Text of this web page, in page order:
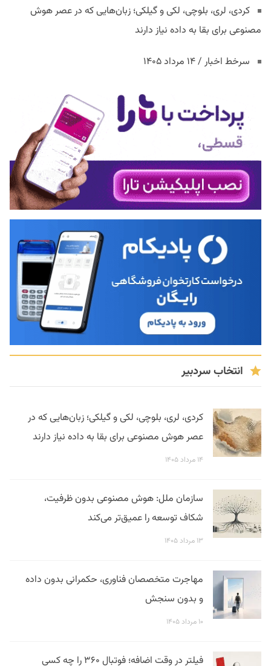
کردی، لری، بلوچی، لکی و گیلکی؛ زبان‌هایی که در عصر هوش
مصنوعی برای بقا به داده نیاز دارند
سرخط اخبار / ۱۴ مرداد ۱۴۰۵
انتخاب سردبیر
کردی، لری، بلوچی، لکی و گیلکی؛ زبان‌هایی که در
عصر هوش مصنوعی برای بقا به داده نیاز دارند
۱۴ مرداد ۱۴۰۵
سازمان ملل: هوش مصنوعی بدون ظرفیت،
شکاف توسعه را عمیق‌تر می‌کند
۱۳ مرداد ۱۴۰۵
مهاجرت متخصصان فناوری، حکمرانی بدون داده
و بدون سنجش
۱۰ مرداد ۱۴۰۵
فیلتر در وقت اضافه؛ فوتبال ۳۶۰ را چه کسی